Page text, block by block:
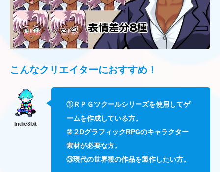
こんなクリエイターにおすすめ ！
①ＲＰＧツクールシリーズを使用してゲ
ームを作成している方。
②２DグラフィックRPGのキャラクター
素材が必要な方。
③現代の世界観の作品を製作したい方。